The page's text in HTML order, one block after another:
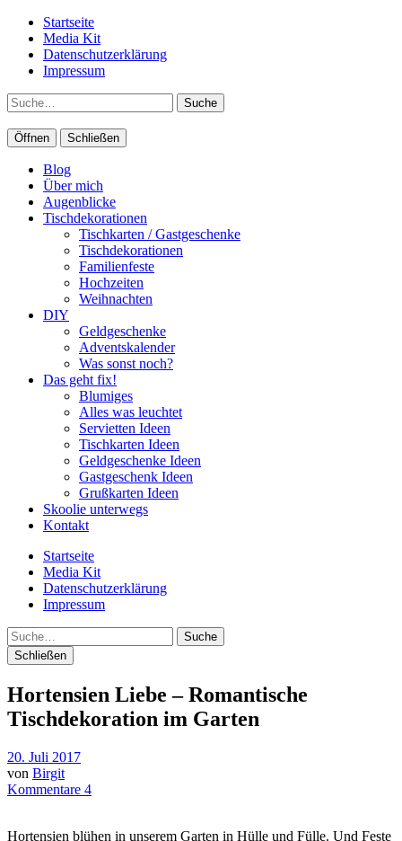
Startseite
Media Kit
Datenschutzerklärung
Impressum
Suche
Öffnen Schließen
Blog
Über mich
Augenblicke
Tischdekorationen
Tischkarten / Gastgeschenke
Tischdekorationen
Familienfeste
Hochzeiten
Weihnachten
DIY
Geldgeschenke
Adventskalender
Was sonst noch?
Das geht fix!
Blumiges
Alles was leuchtet
Servietten Ideen
Tischkarten Ideen
Geldgeschenke Ideen
Gastgeschenk Ideen
Grußkarten Ideen
Skoolie unterwegs
Kontakt
Startseite
Media Kit
Datenschutzerklärung
Impressum
Suche
Schließen
Hortensien Liebe – Romantische
Tischdekoration im Garten
20. Juli 2017
von Birgit
Kommentare 4
Hortensien blühen in unserem Garten in Hülle und Fülle. Und Feste